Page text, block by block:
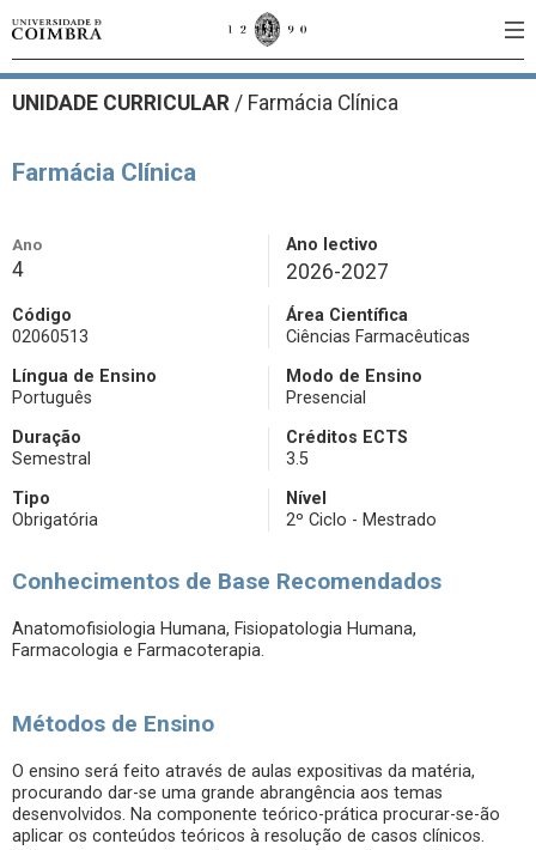
UNIDADE CURRICULAR / Farmácia Clínica
Farmácia Clínica
Ano
4
Ano lectivo
2026-2027
Código
02060513
Área Científica
Ciências Farmacêuticas
Língua de Ensino
Português
Modo de Ensino
Presencial
Duração
Semestral
Créditos ECTS
3.5
Tipo
Obrigatória
Nível
2º Ciclo - Mestrado
Conhecimentos de Base Recomendados
Anatomofisiologia Humana, Fisiopatologia Humana,
Farmacologia e Farmacoterapia.
Métodos de Ensino
O ensino será feito através de aulas expositivas da matéria,
procurando dar-se uma grande abrangência aos temas
desenvolvidos. Na componente teórico-prática procurar-se-ão
aplicar os conteúdos teóricos à resolução de casos clínicos.